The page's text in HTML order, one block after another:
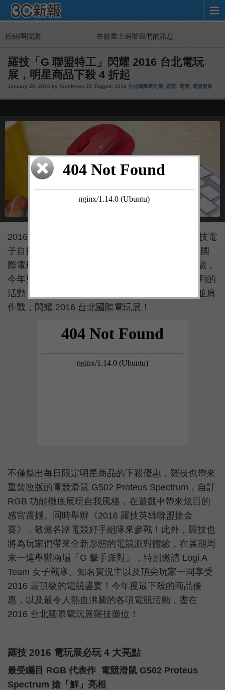
粉絲團按讚: 在臉書上追蹤我們的訊息
羅技「G 聯盟特工」閃耀 2016 台北電玩
展，明星商品下殺 4 折起
January 20, 2016 by TechNews 3C Tagged: 2016 台北國際電玩展 羅技 電競 電競滑鼠
2016 台北國際電玩展即將於 29 日盛大登場，羅技電
子自推出專業電競 G 系列產品以來，連年在台北國
際電玩展帶給消費者頂級且專業、舒適的遊戲體驗，
今年更特別以「G 聯盟特工」為主題，推出一系列的
活動，邀請全國的遊戲頂尖特工，組成超強聯盟並肩
作戰，閃耀 2016 台北國際電玩展！
不僅祭出每日限定明星商品的下殺優惠，羅技也帶來
重裝改版的電競滑鼠 G502 Proteus Spectrum，自訂
RGB 功能徹底展現自我風格，在遊戲中帶來炫目的
感官震撼。同時舉辦《2016 羅技英雄聯盟搶金
賽》，敬邀各路電競好手組隊來參戰！此外，羅技也
將為玩家們帶來全新形態的電競派對體驗，在展期周
末一連舉辦兩場「G 擊手派對」，特別邀請 Logi A
Team 女子戰隊、知名實況主以及頂尖玩家一同享受
2016 最頂級的電競盛宴！今年度最下殺的商品優
惠，以及最令人熱血沸騰的各項電競活動，盡在
2016 台北國際電玩展羅技攤位！
羅技 2016 電玩展必玩 4 大亮點
最受矚目 RGB 代表作 電競滑鼠 G502 Proteus
Spectrum 搶「鮮」亮相